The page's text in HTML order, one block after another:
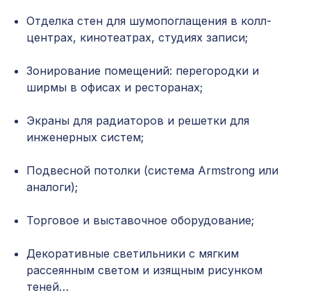
Натуральные обои Cosca Traditional
Экран для радиатора, МОДЕРН,
рамка 900х600мм, перфорация
1200х600мм, ХДФ, без отделки
Перфорированная панель КВАДРО
10-20, 1200х600мм, ХДФ, клён
Перфорированная панель КВАДРО
11-45, 2800х1250мм, ХДФ, клён
Натуральные обои Cosca Traditional
Prints L5081, 0,91 x 6,2 м
Отделка стен для шумопоглащения в колл-
центрах, кинотеатрах, студиях записи;
Зонирование помещений: перегородки и
ширмы в офисах и ресторанах;
Экраны для радиаторов и решетки для
инженерных систем;
Подвесной потолки (система Armstrong или
аналоги);
Торговое и выставочное оборудование;
Декоративные светильники с мягким
рассеянным светом и изящным рисунком
теней…